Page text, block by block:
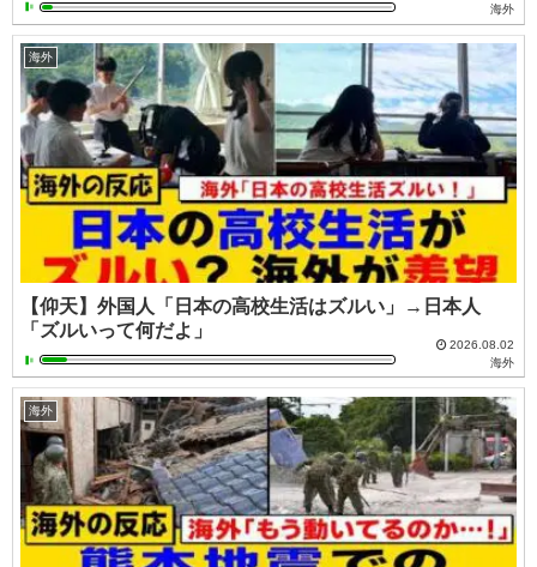
海外
海外
【仰天】外国人「日本の高校生活はズルい」→日本人
「ズルいって何だよ」
2026.08.02
海外
海外